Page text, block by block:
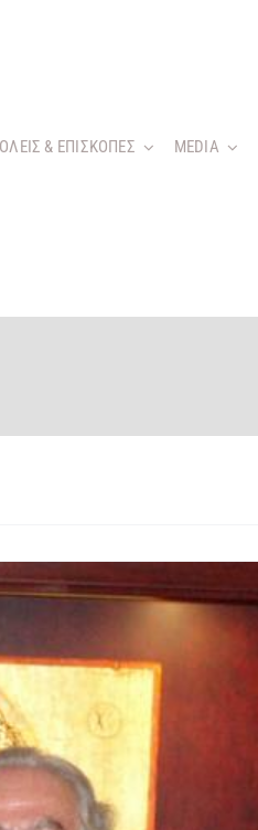
& ΕΠΙΣΚΟΠΕΣ MEDIA